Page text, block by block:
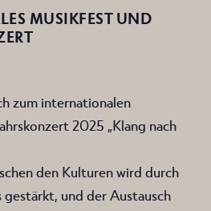
MUSIKFEST UND
zum internationalen
2025 „Klang nach
den Kulturen wird durch
und der Austausch